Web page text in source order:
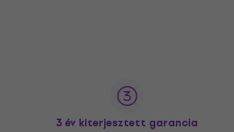
3 év kiterjesztett garancia